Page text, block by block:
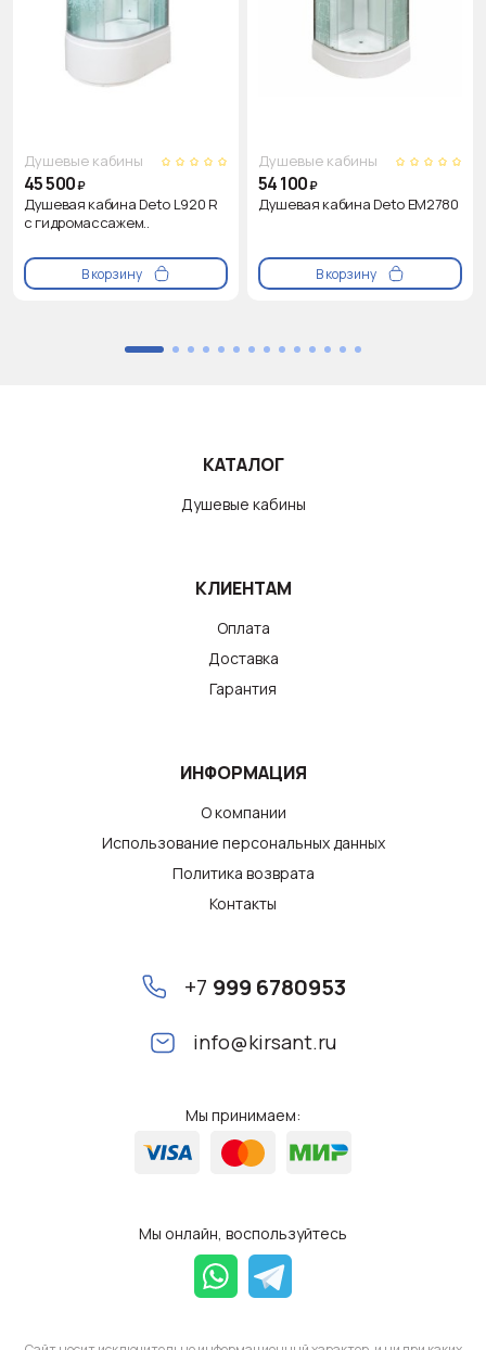
Душевые кабины
45 500₽
Душевая кабина Deto L920 R
с гидромассажем..
В корзину
Душевые кабины
54 100₽
Душевая кабина Deto EM2780
В корзину
КАТАЛОГ
Душевые кабины
КЛИЕНТАМ
Оплата
Доставка
Гарантия
ИНФОРМАЦИЯ
О компании
Использование персональных данных
Политика возврата
Контакты
+7 999 6780953
info@kirsant.ru
Мы принимаем:
Мы онлайн, воспользуйтесь